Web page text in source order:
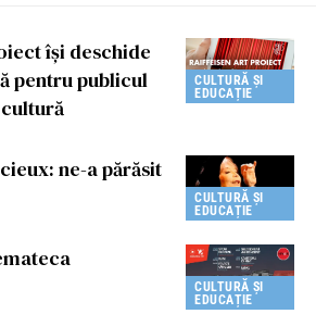
CULTURĂ ȘI
EDUCAȚIE
își deschide
pentru publicul
CULTURĂ ȘI
EDUCAȚIE
ne-a părăsit
CULTURĂ ȘI
EDUCAȚIE